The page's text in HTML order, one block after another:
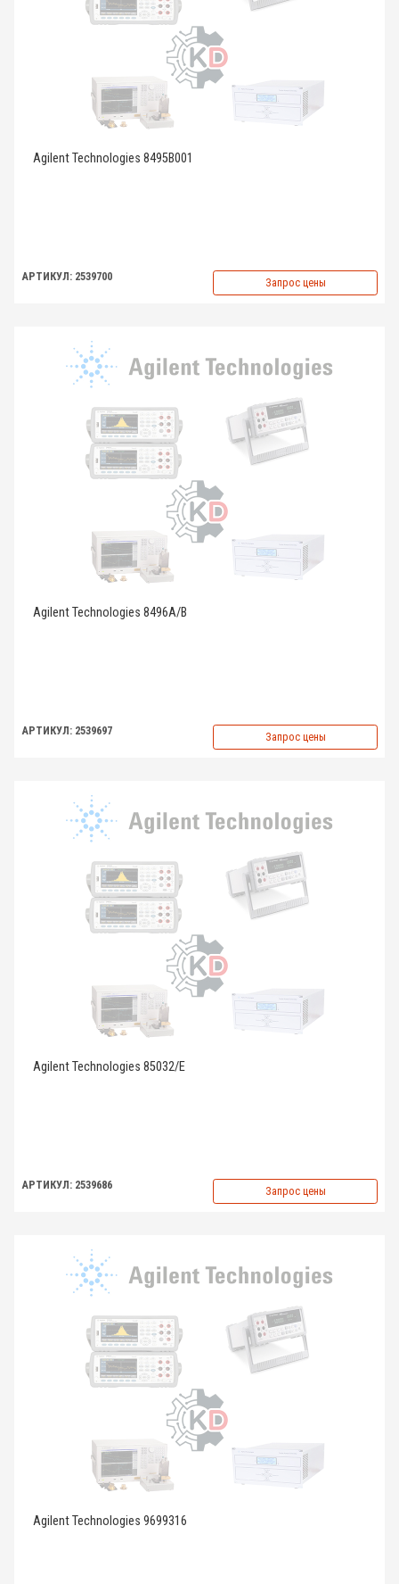
Agilent Technologies 8495B001
АРТИКУЛ: 2539700 Запрос цены
Agilent Technologies 8496A/B
АРТИКУЛ: 2539697 Запрос цены
Agilent Technologies 85032/E
АРТИКУЛ: 2539686 Запрос цены
Agilent Technologies 9699316